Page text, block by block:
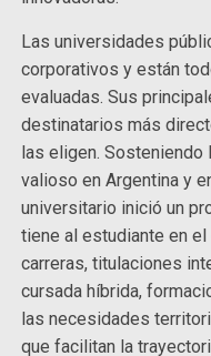
Las universidades
corporativos y están
evaluadas. Sus
destinatarios más
las eligen.
valioso en Argentina y
universitario inició un
tiene al estudiante en
carreras, titulaciones
cursada híbrida,
las necesidades
que facilitan la